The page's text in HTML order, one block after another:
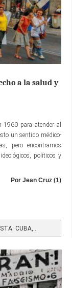
a la salud y
1960 para atender al
un sentido médico-
pero encontramos
políticos y
Por Jean Cruz (1)
CUBA,...